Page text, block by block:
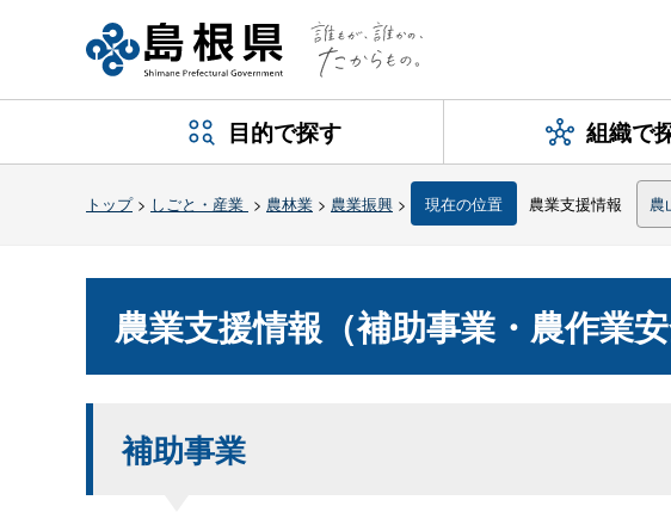
目的で探す 組織で
トップ> しごと・産業 > 農林業 > 農業振興 > 現在の位置 農業支援情報 農
農業支援情報（補助事業・農作業
補助事業